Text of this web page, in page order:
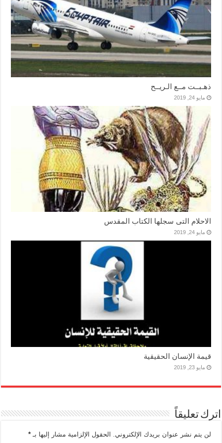
ذهـبــت مــع الـريــح
مايو 24, 2019
الاحلام التى سجلها الكتاب المقدس
مايو 24, 2019
قيمة الإنسان الحقيقية
مايو 23, 2019
اترك تعليقاً
لن يتم نشر عنوان بريدك الإلكتروني. الحقول الإلزامية مشار إليها بـ*